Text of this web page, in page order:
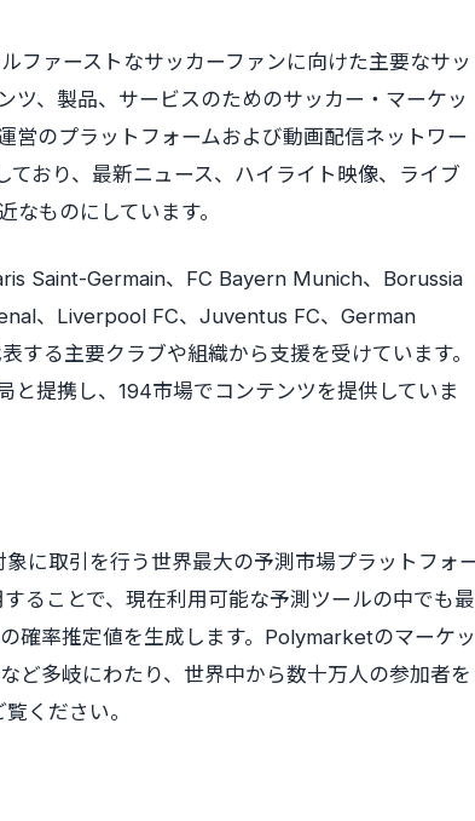
ファーストなサッカーファンに向けた主要なサッ
ツ、製品、サービスのためのサッカー・マーケッ
営のプラットフォームおよび動画配信ネットワー
おり、最新ニュース、ハイライト映像、ライブ
ものにしています。
Saint-Germain、FC Bayern Munich、Borussia
、Liverpool FC、Juventus FC、German
る主要クラブや組織から支援を受けています。
提携し、194市場でコンテンツを提供していま
に取引を行う世界最大の予測市場プラットフォ
ることで、現在利用可能な予測ツールの中でも最
確率推定値を生成します。Polymarketのマーケッ
ど多岐にわたり、世界中から数十万人の参加者を
ください。